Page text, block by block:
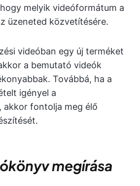
melyik videóformátum a
üzeneted közvetítésére.
videóban egy új terméket
a bemutató videók
Továbbá, ha a
igényel a
akkor fontolja meg élő
megírása